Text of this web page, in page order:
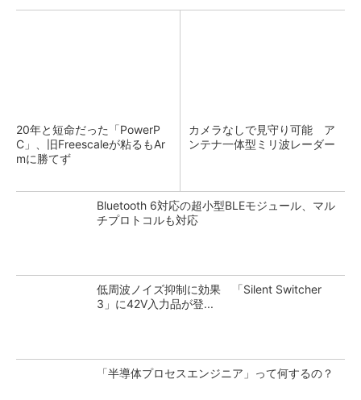
20年と短命だった「PowerP
C」、旧Freescaleが粘るもAr
mに勝てず
カメラなしで見守り可能 ア
ンテナ一体型ミリ波レーダー
Bluetooth 6対応の超小型BLEモジュール、マル
チプロトコルも対応
低周波ノイズ抑制に効果 「Silent Switcher
3」に42V入力品が登...
「半導体プロセスエンジニア」って何するの？